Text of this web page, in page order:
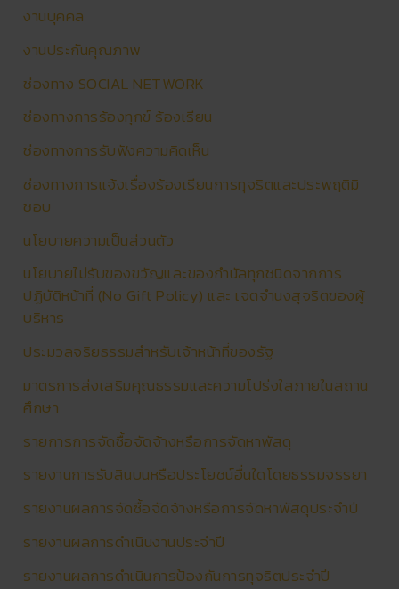
งานบุคคล
งานประกันคุณภาพ
ช่องทาง SOCIAL NETWORK
ช่องทางการร้องทุกข์ ร้องเรียน
ช่องทางการรับฟังความคิดเห็น
ช่องทางการแจ้งเรื่องร้องเรียนการทุจริตและประพฤติมิ
ชอบ
นโยบายความเป็นส่วนตัว
นโยบายไม่รับของขวัญและของกำนัลทุกชนิดจากการ
ปฏิบัติหน้าที่ (No Gift Policy) และ เจตจำนงสุจริตของผู้
บริหาร
ประมวลจริยธรรมสำหรับเจ้าหน้าที่ของรัฐ
มาตรการส่งเสริมคุณธรรมและความโปร่งใสภายในสถาน
ศึกษา
รายการการจัดซื้อจัดจ้างหรือการจัดหาพัสดุ
รายงานการรับสินบนหรือประโยชน์อื่นใดโดยธรรมจรรยา
รายงานผลการจัดซื้อจัดจ้างหรือการจัดหาพัสดุประจำปี
รายงานผลการดําเนินงานประจําปี
รายงานผลการดำเนินการป้องกันการทุจริตประจำปี